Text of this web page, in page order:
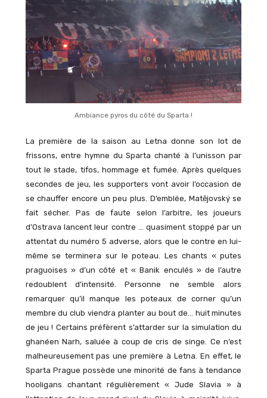
Ambiance pyros du côté du Sparta !
La première de la saison au Letna donne son lot de
frissons, entre hymne du Sparta chanté à l’unisson par
tout le stade, tifos, hommage et fumée. Après quelques
secondes de jeu, les supporters vont avoir l’occasion de
se chauffer encore un peu plus. D’emblée, Matějovský se
fait sécher. Pas de faute selon l’arbitre, les joueurs
d’Ostrava lancent leur contre … quasiment stoppé par un
attentat du numéro 5 adverse, alors que le contre en lui-
même se terminera sur le poteau. Les chants « putes
praguoises » d’un côté et « Banik enculés » de l’autre
redoublent d’intensité. Personne ne semble alors
remarquer qu’il manque les poteaux de corner qu’un
membre du club viendra planter au bout de… huit minutes
de jeu ! Certains préfèrent s’attarder sur la simulation du
ghanéen Narh, saluée à coup de cris de singe. Ce n’est
malheureusement pas une première à Letna. En effet, le
Sparta Prague possède une minorité de fans à tendance
hooligans chantant régulièrement « Jude Slavia » à